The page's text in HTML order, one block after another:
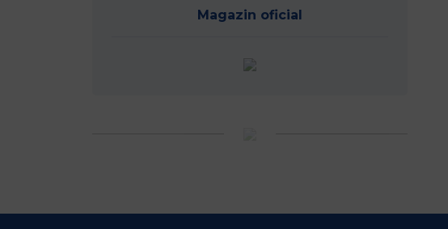
Magazin oficial